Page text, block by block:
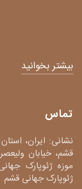
بیشتر بخوانید
تماس
نشانی: ایران،
قشم، خیابان
موزه ژئوپارک
ژئوپارک جهانی قشم